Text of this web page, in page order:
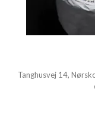
Tanghusvej 14,